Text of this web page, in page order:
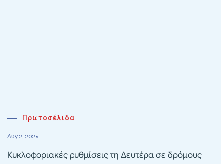
Πρωτοσέλιδα
Αυγ 2, 2026
Κυκλοφοριακές ρυθμίσεις τη Δευτέρα σε δρόμους